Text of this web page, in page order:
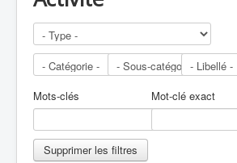
Visiter
Agenda
Aide
Contactez-nous
A propos
Mots-clés Mot-clé exact
Supprimer les filtres